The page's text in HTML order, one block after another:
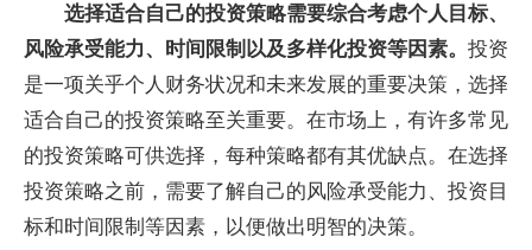
选择适合自己的投资策略需要综合考虑个人目标、
风险承受能力、时间限制以及多样化投资等因素。 投资
是一项关乎个人财务状况和未来发展的重要决策，选择
适合自己的投资策略至关重要。在市场上，有许多常见
的投资策略可供选择，每种策略都有其优缺点。在选择
投资策略之前，需要了解自己的风险承受能力、投资目
标和时间限制等因素，以便做出明智的决策。